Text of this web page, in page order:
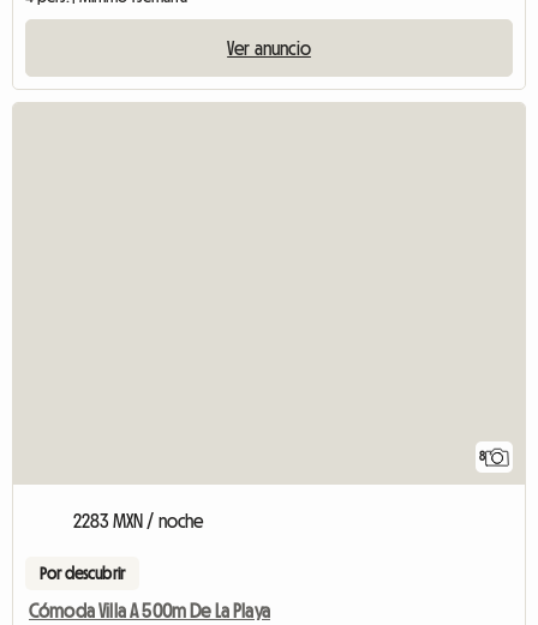
Ver anuncio
8
2283 MXN / noche
Por descubrir
Cómoda Villa A 500m De La Playa